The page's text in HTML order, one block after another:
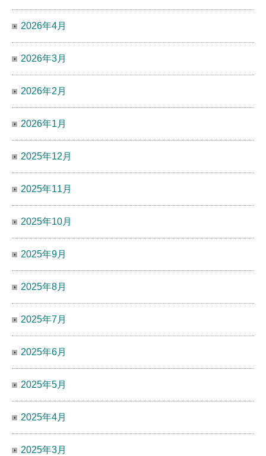
2026年4月
2026年3月
2026年2月
2026年1月
2025年12月
2025年11月
2025年10月
2025年9月
2025年8月
2025年7月
2025年6月
2025年5月
2025年4月
2025年3月